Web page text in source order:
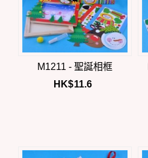
M1211 - 聖誕相框
HK$11.6